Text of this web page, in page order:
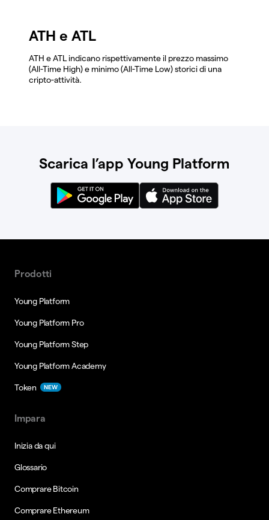
ATH e ATL
ATH e ATL indicano rispettivamente il prezzo massimo
(All-Time High) e minimo (All-Time Low) storici di una
cripto-attività.
Scarica l’app Young Platform
Prodotti
Young Platform
Young Platform Pro
Young Platform Step
Young Platform Academy
Token NEW
Impara
Inizia da qui
Glossario
Comprare Bitcoin
Comprare Ethereum